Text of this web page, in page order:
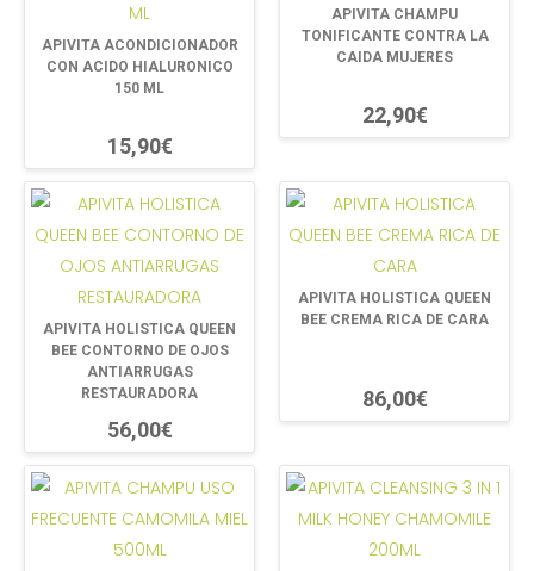
APIVITA ACONDICIONADOR
CON ACIDO HIALURONICO
150 ML
15,90€
APIVITA CHAMPU
TONIFICANTE CONTRA LA
CAIDA MUJERES
22,90€
APIVITA HOLISTICA QUEEN
BEE CONTORNO DE OJOS
ANTIARRUGAS
RESTAURADORA
56,00€
APIVITA HOLISTICA QUEEN
BEE CREMA RICA DE CARA
86,00€